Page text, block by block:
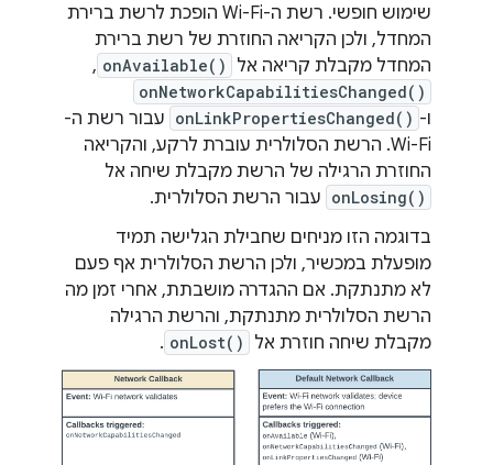
שימוש חופשי. רשת ה-Wi-Fi הופכת לרשת ברירת
המחדל, ולכן הקריאה החוזרת של רשת ברירת
המחדל מקבלת קריאה אל
onAvailable()
,
onNetworkCapabilitiesChanged()
ו- onLinkPropertiesChanged() עבור רשת ה-
Wi-Fi. הרשת הסלולרית עוברת לרקע, והקריאה
החוזרת הרגילה של הרשת מקבלת שיחה אל
onLosing() עבור הרשת הסלולרית.
בדוגמה הזו מניחים שחבילת הגלישה תמיד
מופעלת במכשיר, ולכן הרשת הסלולרית אף פעם
לא מתנתקת. אם ההגדרה מושבתת, אחרי זמן מה
הרשת הסלולרית מתנתקת, והרשת הרגילה
מקבלת שיחה חוזרת אל
onLost()
.